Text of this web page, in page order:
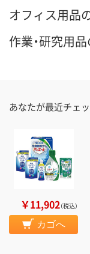
オフィス用品
作業・研究用
あなたが最近チェ
￥11,902（税込）
カゴへ